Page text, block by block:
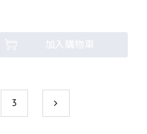
加入購物車
3